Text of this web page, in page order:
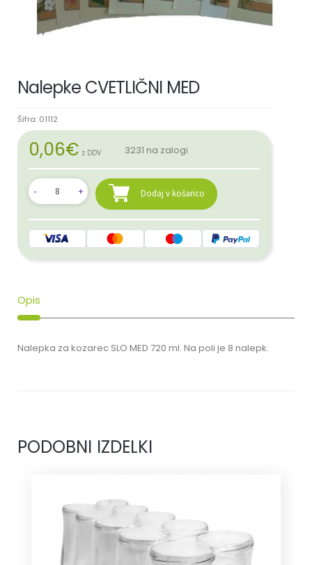
Nalepke CVETLIČNI MED
Šifra: 01112
0,06€ z DDV 3231 na zalogi
Dodaj v košarico
Opis
Nalepka za kozarec SLO MED 720 ml. Na poli je 8 nalepk.
PODOBNI IZDELKI